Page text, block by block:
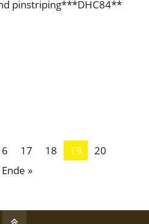
pinstriping***DHC84**
17 18 19
20
Ende »